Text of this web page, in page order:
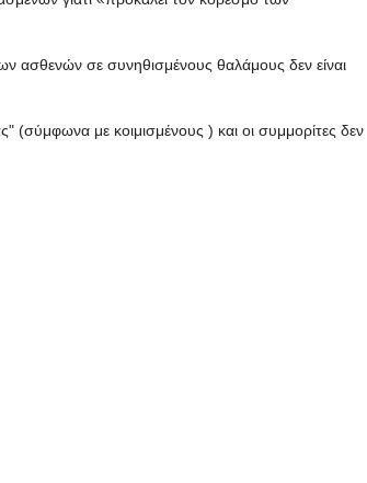
ασθενών σε συνηθισμένους θαλάμους δεν είναι
(σύμφωνα με κοιμισμένους ) και οι συμμορίτες δεν